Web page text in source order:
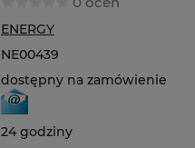
ENERGY
NE00439
dostępny na zamówienie
24 godziny